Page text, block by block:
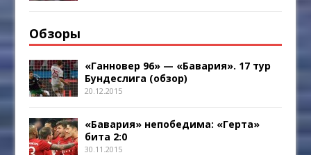
Обзоры
«Ганновер 96» — «Бавария». 17 тур
Бундеслига (обзор)
20.12.2015
«Бавария» непобедима: «Герта»
бита 2:0
30.11.2015